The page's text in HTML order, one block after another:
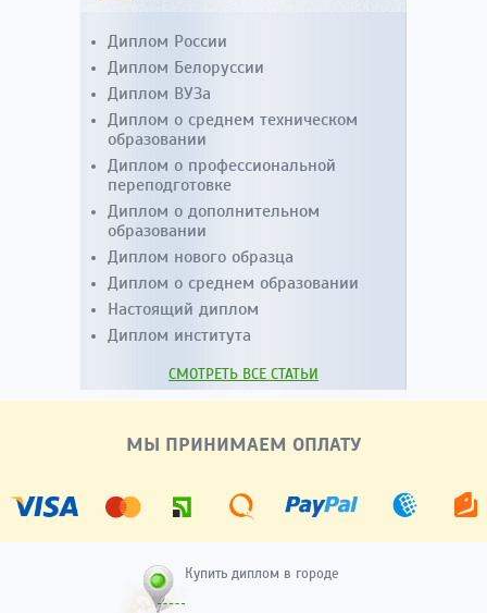
Диплом России
Диплом Белоруссии
Диплом ВУЗа
Диплом о среднем техническом
образовании
Диплом о профессиональной
переподготовке
Диплом о дополнительном
образовании
Диплом нового образца
Диплом о среднем образовании
Настоящий диплом
Диплом института
СМОТРЕТЬ ВСЕ СТАТЬИ
МЫ ПРИНИМАЕМ ОПЛАТУ
Купить диплом в городе